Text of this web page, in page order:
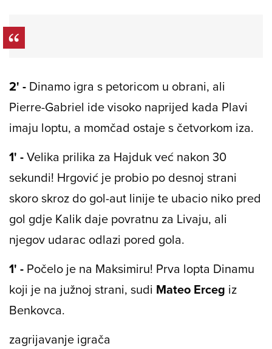
2' - Dinamo igra s petoricom u obrani, ali
Pierre-Gabriel ide visoko naprijed kada Plavi
imaju loptu, a momčad ostaje s četvorkom iza.
1' -Velika prilika za Hajduk već nakon 30
sekundi! Hrgović je probio po desnoj strani
skoro skroz do gol-aut linije te ubacio niko pred
gol gdje Kalik daje povratnu za Livaju, ali
njegov udarac odlazi pored gola.
1' - Počelo je na Maksimiru! Prva lopta Dinamu
koji je na južnoj strani, sudi Mateo Erceg iz
Benkovca.
zagrijavanje igrača